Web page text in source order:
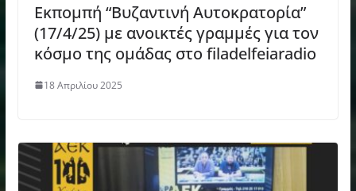
Εκπομπή “Βυζαντινή Αυτοκρατορία”
(17/4/25) με ανοικτές γραμμές για τον
κόσμο της ομάδας στο filadelfeiaradio
18 Απριλίου 2025